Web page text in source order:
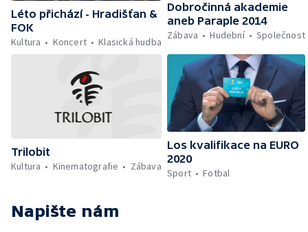
Léto přichází - Hradišťan &
FOK
Kultura
Koncert Klasická hudba
Dobročinná akademie
aneb Paraple 2014
Zábava
Hudební Společnost
Trilobit
Kultura
Kinematografie Zábava
Los kvalifikace na EURO
2020
Sport
Fotbal
Napište nám